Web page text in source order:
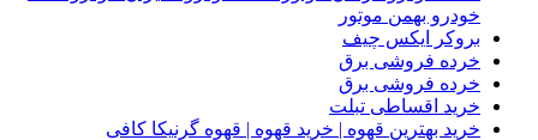
خودرو بهمن موتور
بروکر ایکس چیف
خرده فروشی برق
خرده فروشی برق
خرید اقساطی تبلت
خرید بهترین قهوه | خرید قهوه | قهوه گرنیکا کافی